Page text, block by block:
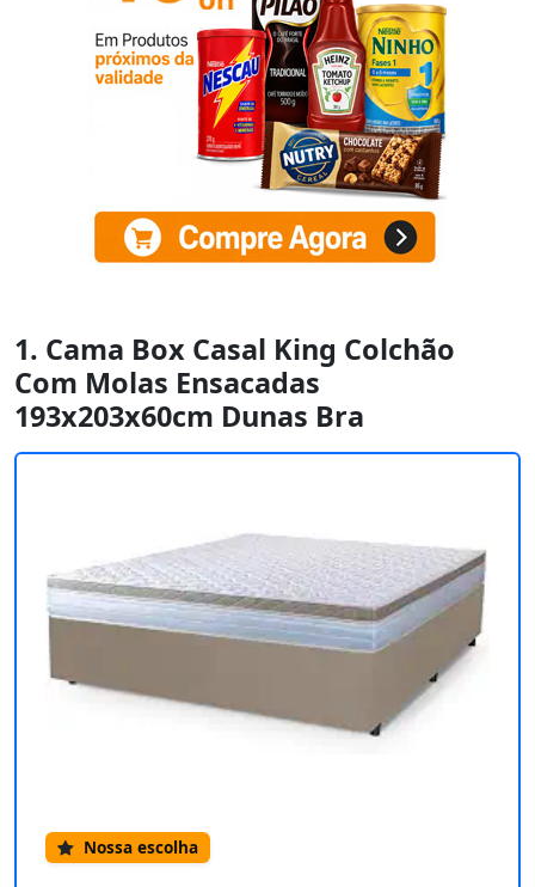
1. Cama Box Casal King Colchão
Com Molas Ensacadas
193x203x60cm Dunas Bra
Nossa escolha